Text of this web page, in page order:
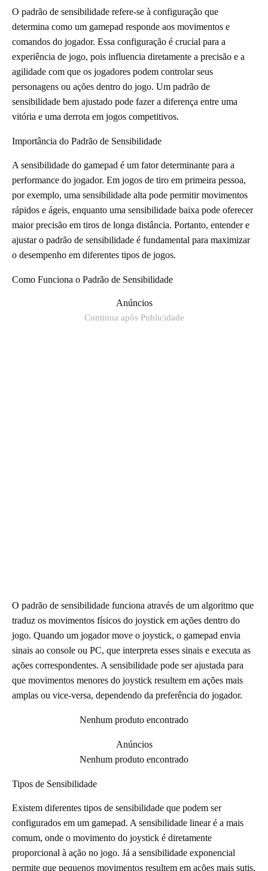
O padrão de sensibilidade refere-se à configuração que
determina como um gamepad responde aos movimentos e
comandos do jogador. Essa configuração é crucial para a
experiência de jogo, pois influencia diretamente a precisão e a
agilidade com que os jogadores podem controlar seus
personagens ou ações dentro do jogo. Um padrão de
sensibilidade bem ajustado pode fazer a diferença entre uma
vitória e uma derrota em jogos competitivos.
Importância do Padrão de Sensibilidade
A sensibilidade do gamepad é um fator determinante para a
performance do jogador. Em jogos de tiro em primeira pessoa,
por exemplo, uma sensibilidade alta pode permitir movimentos
rápidos e ágeis, enquanto uma sensibilidade baixa pode oferecer
maior precisão em tiros de longa distância. Portanto, entender e
ajustar o padrão de sensibilidade é fundamental para maximizar
o desempenho em diferentes tipos de jogos.
Como Funciona o Padrão de Sensibilidade
Anúncios
Continua após Publicidade
O padrão de sensibilidade funciona através de um algoritmo que
traduz os movimentos físicos do joystick em ações dentro do
jogo. Quando um jogador move o joystick, o gamepad envia
sinais ao console ou PC, que interpreta esses sinais e executa as
ações correspondentes. A sensibilidade pode ser ajustada para
que movimentos menores do joystick resultem em ações mais
amplas ou vice-versa, dependendo da preferência do jogador.
Nenhum produto encontrado
Anúncios
Nenhum produto encontrado
Tipos de Sensibilidade
Existem diferentes tipos de sensibilidade que podem ser
configurados em um gamepad. A sensibilidade linear é a mais
comum, onde o movimento do joystick é diretamente
proporcional à ação no jogo. Já a sensibilidade exponencial
permite que pequenos movimentos resultem em ações mais sutis,